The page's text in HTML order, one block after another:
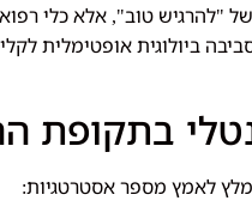
"להרגיש טוב", אלא כלי
ביולוגית אופטימלית
בתקופת
לאמץ מספר אסטרטגיות: